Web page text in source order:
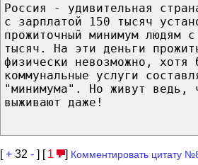
Россия - удивительная
с зарплатой 150 тысяч
прожиточный минимум людям
тысяч. На эти деньги
физически невозможно, хотя
коммунальные услуги
"минимума". Но живут ведь,
выживают даже!
[+ 32 - ] [ 1 ] Комментировать цитату